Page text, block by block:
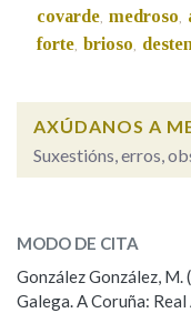
Nas definicións
OUTRAS
covarde, medroso,
forte, brioso,
AXÚDANOS A
Suxestións, erros,
ESCOLLE UNHA
Observación
MODO DE CITA
González González, M.
Galega. A Coruña: